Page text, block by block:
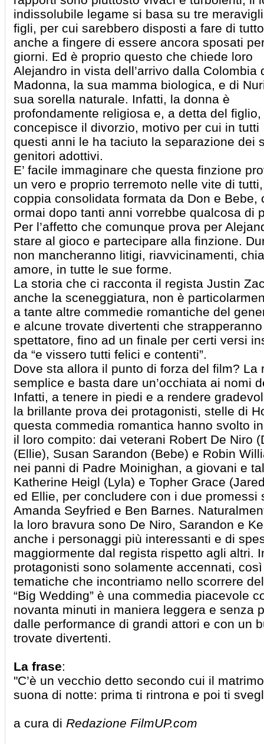
indissolubile legame si basa su tre
figli, per cui sarebbero disposti a fare di
anche a fingere di essere ancora sposati
giorni. Ed è proprio questo che chiede loro
Alejandro in vista dell’arrivo dalla Colombia
Madonna, la sua mamma biologica, e di
sua sorella naturale. Infatti, la donna è
profondamente religiosa e, a detta del figlio,
concepisce il divorzio, motivo per cui in tutti
questi anni le ha taciuto la separazione dei
genitori adottivi.
E’ facile immaginare che questa finzione
un vero e proprio terremoto nelle vite di
coppia consolidata formata da Don e Bebe,
ormai dopo tanti anni vorrebbe qualcosa di
Per l’affetto che comunque prova per
stare al gioco e partecipare alla finzione.
non mancheranno litigi, riavvicinamenti,
amore, in tutte le sue forme.
La storia che ci racconta il regista Justin
anche la sceneggiatura, non è
a tante altre commedie romantiche del
e alcune trovate divertenti che
spettatore, fino ad un finale per certi versi
da “e vissero tutti felici e contenti”.
Dove sta allora il punto di forza del film? La
semplice e basta dare un’occhiata ai nomi
Infatti, a tenere in piedi e a rendere
la brillante prova dei protagonisti, stelle di
questa commedia romantica hanno svolto
il loro compito: dai veterani Robert De Niro
(Ellie), Susan Sarandon (Bebe) e Robin
nei panni di Padre Moinighan, a giovani e
Katherine Heigl (Lyla) e Topher Grace
ed Ellie, per concludere con i due promessi
Amanda Seyfried e Ben Barnes.
la loro bravura sono De Niro, Sarandon e
anche i personaggi più interessanti e di
maggiormente dal regista rispetto agli altri.
protagonisti sono solamente accennati,
tematiche che incontriamo nello scorrere
“Big Wedding” è una commedia piacevole
novanta minuti in maniera leggera e senza
dalle performance di grandi attori e con un
trovate divertenti.
La frase:
"C’è un vecchio detto secondo cui il
suona di notte: prima ti rintrona e poi ti
a cura di Redazione FilmUP.com